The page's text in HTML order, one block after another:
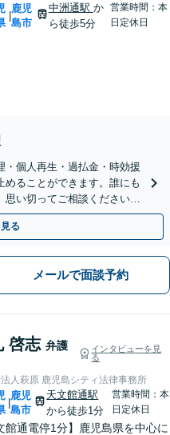
|
鹿児
島市
中洲通駅 か
ら徒歩5分
営業時間：本
日定休日
・個人再生・過払金・時効援
めることができます。誰にも
い切ってご相談ください。
る
メールで面談予約
啓志 弁護
インタビューを見
る
人萩原 鹿児島シティ法律事務所
|
鹿児
島市
天文館通駅
から徒歩1分
営業時間：本
日定休日
館通電停1分】鹿児島県を中心に